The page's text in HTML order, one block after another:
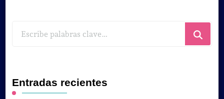
Entradas recientes